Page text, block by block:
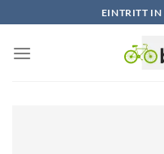
Inhalt
springen
EINTRITT